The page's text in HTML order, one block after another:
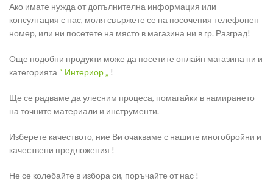
Ако имате нужда от допълнителна информация или
консултация с нас, моля свържете се на посочения телефонен
номер, или ни посетете на място в магазина ни в гр. Разград!
Още подобни продукти може да посетите онлайн магазина ни и
категорията “ Интериор „ !
Ще се радваме да улесним процеса, помагайки в намирането
на точните материали и инструменти.
Изберете качеството, ние Ви очакваме с нашите многобройни и
качествени предложения !
Не се колебайте в избора си, поръчайте от нас !